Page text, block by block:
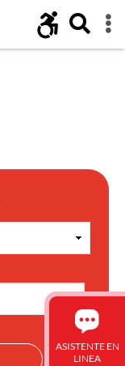
ASISTENTE EN
LINEA